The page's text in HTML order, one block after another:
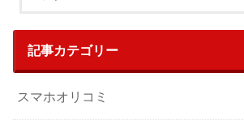
記事カテゴリー
スマホオリコミ